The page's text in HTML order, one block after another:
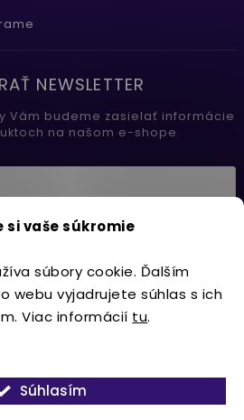
si vaše súkromie
súbory cookie. Ďalším
webu vyjadrujete súhlas s ich
Viac informácií tu.
Súhlasím
NEWSLETTER
Vám budeme zasielať informácie
na našom e-shope.
Prihlásiť sa
. Všetky práva vyhradené.